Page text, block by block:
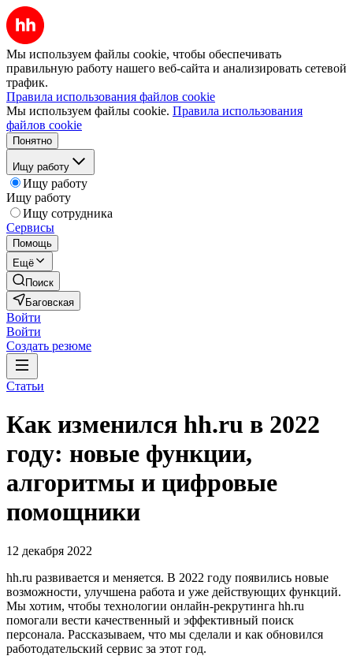
Мы используем файлы cookie, чтобы обеспечивать
правильную работу нашего веб-сайта и анализировать сетевой
трафик.
Правила использования файлов cookie
Мы используем файлы cookie. Правила использования
файлов cookie
Понятно
Ищу работу
Ищу работу
Ищу работу
Ищу сотрудника
Сервисы
Помощь
Ещё
Поиск
Баговская
Войти
Войти
Создать резюме
Статьи
Как изменился hh.ru в 2022
году: новые функции,
алгоритмы и цифровые
помощники
12 декабря 2022
hh.ru развивается и меняется. В 2022 году появились новые
возможности, улучшена работа и уже действующих функций.
Мы хотим, чтобы технологии онлайн-рекрутинга hh.ru
помогали вести качественный и эффективный поиск
персонала. Рассказываем, что мы сделали и как обновился
работодательский сервис за этот год.